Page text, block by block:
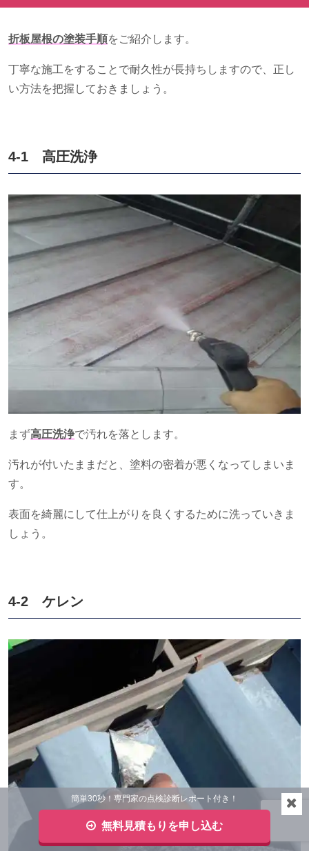
折板屋根の塗装手順をご紹介します。
丁寧な施工をすることで耐久性が長持ちしますので、正し
い方法を把握しておきましょう。
4-1 高圧洗浄
まず高圧洗浄で汚れを落とします。
汚れが付いたままだと、塗料の密着が悪くなってしまいま
す。
表面を綺麗にして仕上がりを良くするために洗っていきま
しょう。
4-2 ケレン
簡単30秒！専門家の点検診断レポート付き！
無料見積もりを申し込む